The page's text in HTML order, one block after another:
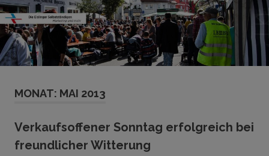
Hande,
Handwerk
und
Dienstleistung
MONAT: MAI 2013
Verkaufsoffener Sonntag erfolgreich bei
freundlicher Witterung